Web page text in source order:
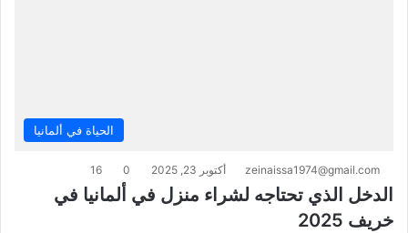
الحياة في ألمانيا
zeinaissa1974@gmail.com أكتوبر 23, 2025 0
16
الدخل الذي تحتاجه لشراء منزل في ألمانيا في
خريف 2025